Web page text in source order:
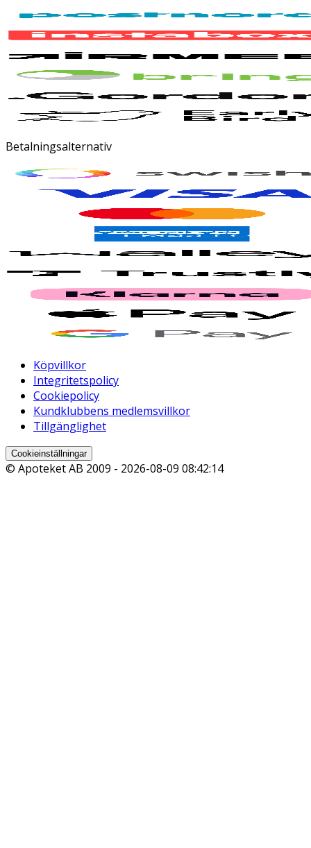
Betalningsalternativ
Köpvillkor
Integritetspolicy
Cookiepolicy
Kundklubbens medlemsvillkor
Tillgänglighet
Cookieinställningar
© Apoteket AB 2009 - 2026-08-09 08:42:14